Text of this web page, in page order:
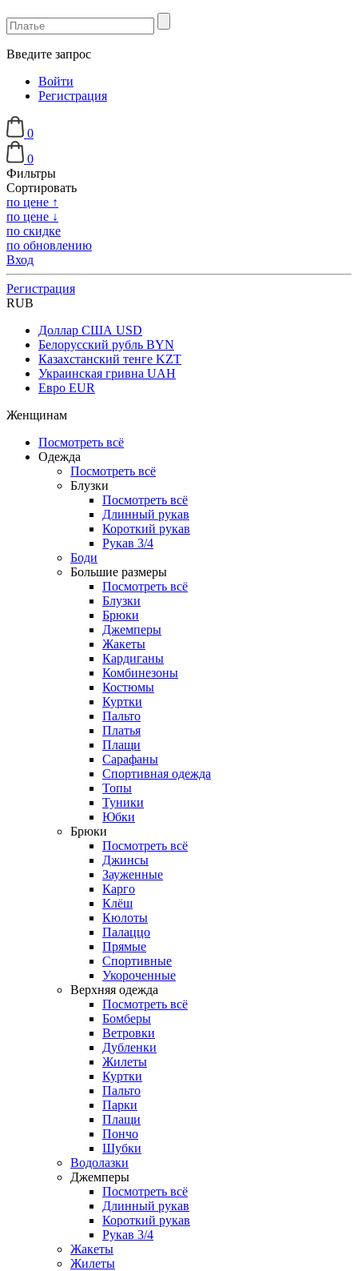
Введите запрос
Войти
Регистрация
0
0
Фильтры
Сортировать
по цене ↑
по цене ↓
по скидке
по обновлению
Вход
Регистрация
RUB
Доллар США USD
Белорусский рубль BYN
Казахстанский тенге KZT
Украинская гривна UAH
Евро EUR
Женщинам
Посмотреть всё
Одежда
Посмотреть всё
Блузки
Посмотреть всё
Длинный рукав
Короткий рукав
Рукав 3/4
Боди
Большие размеры
Посмотреть всё
Блузки
Брюки
Джемперы
Жакеты
Кардиганы
Комбинезоны
Костюмы
Куртки
Пальто
Платья
Плащи
Сарафаны
Спортивная одежда
Топы
Туники
Юбки
Брюки
Посмотреть всё
Джинсы
Зауженные
Карго
Клёш
Кюлоты
Палаццо
Прямые
Спортивные
Укороченные
Верхняя одежда
Посмотреть всё
Бомберы
Ветровки
Дубленки
Жилеты
Куртки
Пальто
Парки
Плащи
Пончо
Шубки
Водолазки
Джемперы
Посмотреть всё
Длинный рукав
Короткий рукав
Рукав 3/4
Жакеты
Жилеты